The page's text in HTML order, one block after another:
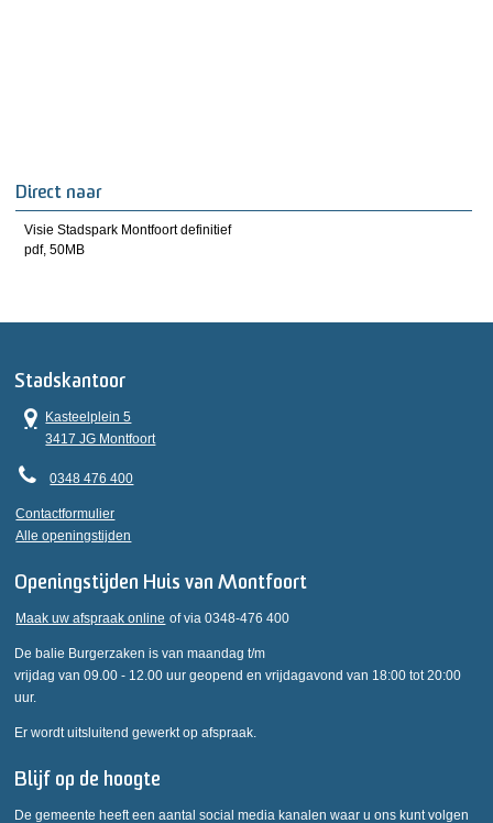
Direct naar
Visie Stadspark Montfoort definitief
pdf, 50MB
Stadskantoor
Kasteelplein 5
3417 JG Montfoort
0348 476 400
Contactformulier
Alle openingstijden
Openingstijden Huis van Montfoort
Maak uw afspraak online of via 0348-476 400
De balie Burgerzaken is van maandag t/m
vrijdag van 09.00 - 12.00 uur geopend en vrijdagavond van 18:00 tot 20:00
uur.
Er wordt uitsluitend gewerkt op afspraak.
Blijf op de hoogte
De gemeente heeft een aantal social media kanalen waar u ons kunt volgen